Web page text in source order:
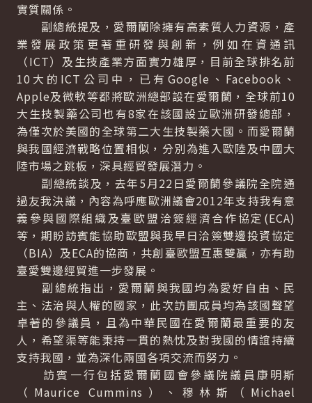
實質關係。
副總統提及，愛爾蘭除擁有高素質人力資源，產
業發展政策更著重研發與創新，例如在資通訊
（ICT）及生技產業方面實力雄厚，目前全球排名前
10大的ICT公司中，已有Google、Facebook、
Apple及微軟等都將歐洲總部設在愛爾蘭，全球前10
大生技製藥公司也有8家在該國設立歐洲研發總部，
為僅次於美國的全球第二大生技製藥大國。而愛爾蘭
與我國經濟戰略位置相似，分別為進入歐陸及中國大
陸市場之跳板，深具經貿發展潛力。
副總統談及，去年5月22日愛爾蘭參議院全院通
過友我決議，內容為呼應歐洲議會2012年支持我有意
義參與國際組織及臺歐盟洽簽經濟合作協定(ECA)
等，期盼訪賓能協助歐盟與我早日洽簽雙邊投資協定
（BIA）及ECA的協商，共創臺歐盟互惠雙贏，亦有助
臺愛雙邊經貿進一步發展。
副總統指出，愛爾蘭與我國均為愛好自由、民
主、法治與人權的國家，此次訪團成員均為該國聲望
卓著的參議員，且為中華民國在愛爾蘭最重要的友
人，希望渠等能秉持一貫的熱忱及對我國的情誼持續
支持我國，並為深化兩國各項交流而努力。
訪賓一行包括愛爾蘭國會參議院議員康明斯
（Maurice Cummins）、穆林斯（Michael